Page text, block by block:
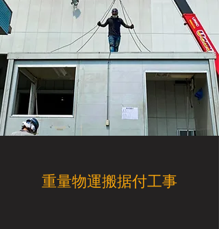
​重量物運搬据付工事